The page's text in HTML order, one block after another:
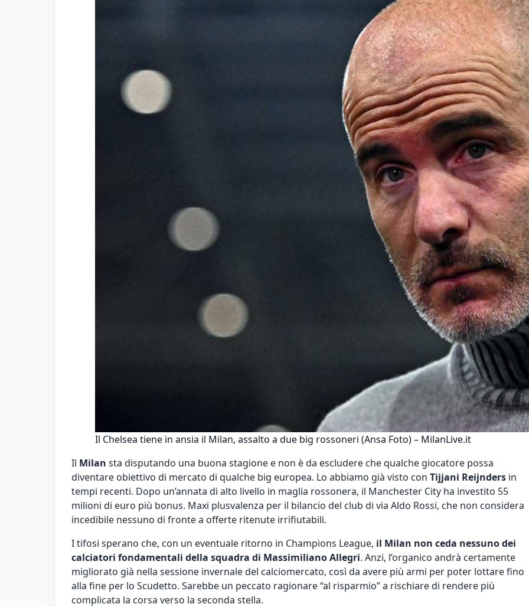
Il Chelsea tiene in ansia il Milan, assalto a due big rossoneri (Ansa Foto) – MilanLive.it
Il Milan sta disputando una buona stagione e non è da escludere che qualche giocatore possa
diventare obiettivo di mercato di qualche big europea. Lo abbiamo già visto con Tijjani Reijnders in
tempi recenti. Dopo un’annata di alto livello in maglia rossonera, il Manchester City ha investito 55
milioni di euro più bonus. Maxi plusvalenza per il bilancio del club di via Aldo Rossi, che non considera
incedibile nessuno di fronte a offerte ritenute irrifiutabili.
I tifosi sperano che, con un eventuale ritorno in Champions League, il Milan non ceda nessuno dei
calciatori fondamentali della squadra di Massimiliano Allegri. Anzi, l’organico andrà certamente
migliorato già nella sessione invernale del calciomercato, così da avere più armi per poter lottare fino
alla fine per lo Scudetto. Sarebbe un peccato ragionare “al risparmio” a rischiare di rendere più
complicata la corsa verso la seconda stella.